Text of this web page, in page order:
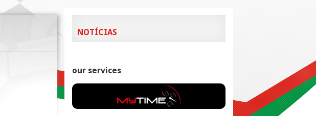
NOTÍCIAS
our services